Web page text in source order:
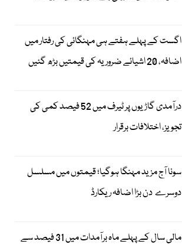
اگست کے پہلے ہفتے ہی مہنگائی کی رفتار میں
اضافہ، 20 اشیائے ضروریہ کی قیمتیں بڑھ گئیں
درآمدی گاڑیوں پر ٹیرف میں 52 فیصد کمی کی
تجویز، اختلافات برقرار
سونا آج مزید مہنگا ہوگیا؛ قیمتوں میں مسلسل
دوسرے دن بڑا اضافہ ریکارڈ
مالی سال کے پہلے ماہ برآمدات میں 31 فیصد سے